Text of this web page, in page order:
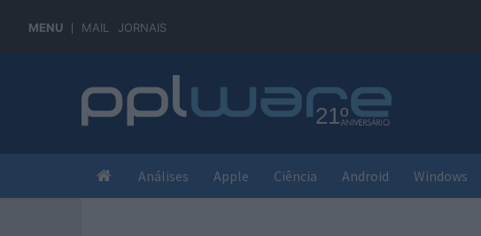
MENU MAIL JORNAIS
Análises Apple Ciência Android Windows